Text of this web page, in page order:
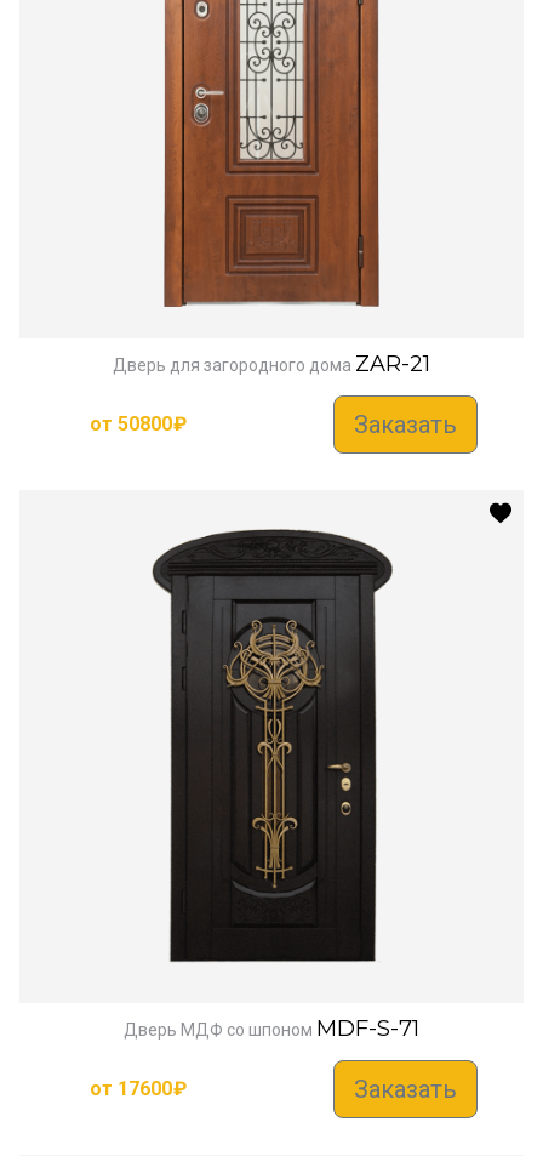
Дверь для загородного дома ZAR-21
от 50800₽ Заказать
Дверь МДФ со шпоном MDF-S-71
от 17600₽ Заказать